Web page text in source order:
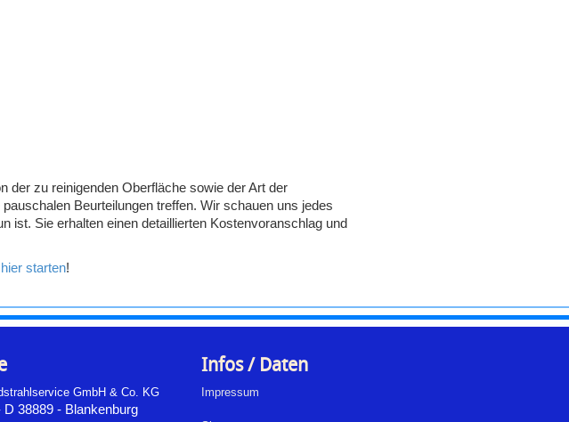
der zu reinigenden Oberfläche sowie der Art der
Beurteilungen treffen. Wir schauen uns jedes
ist. Sie erhalten einen detaillierten Kostenvoranschlag und
starten!
GmbH & Co. KG
38889 - Blankenburg
Infos / Daten
Impressum